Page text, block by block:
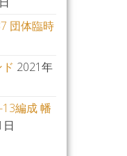
団体臨時
2021年
編成 幡